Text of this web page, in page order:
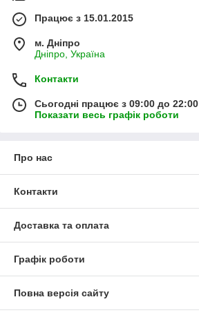
Працює з 15.01.2015
м. Дніпро
Дніпро, Україна
Контакти
Сьогодні працює з 09:00 до 22:00
Показати весь графік роботи
Про нас
Контакти
Доставка та оплата
Графік роботи
Повна версія сайту